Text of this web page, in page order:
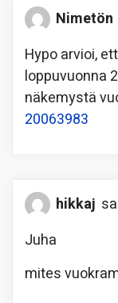
Nimetön
Hypo arvioi,
loppuvuonna
näkemystä
20063983
hikkaj
Juha
mites